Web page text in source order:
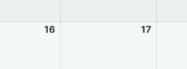
16 17